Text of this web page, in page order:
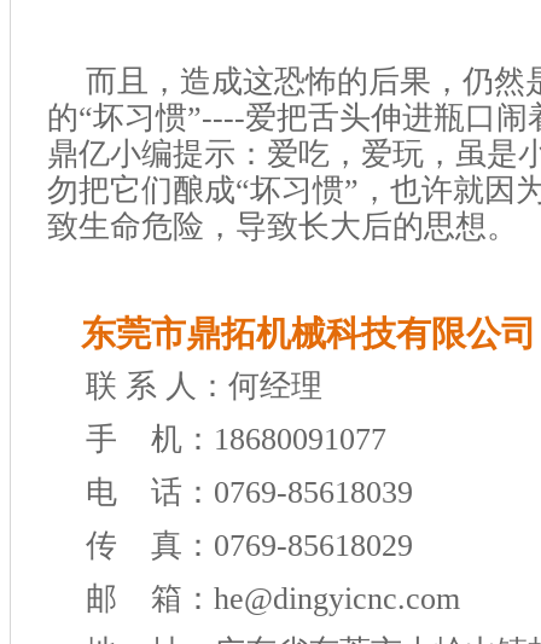
而且，造成这恐怖的后果，仍然
的“坏习惯”----爱把舌头伸进瓶口闹
鼎亿小编提示：爱吃，爱玩，虽是
勿把它们酿成“坏习惯”，也许就因
致生命危险，导致长大后的思想。
东莞市鼎拓机械科技有限公司
联 系 人：何经理
手 机：18680091077
电 话：0769-85618039
传 真：0769-85618029
邮 箱：he@dingyicnc.com